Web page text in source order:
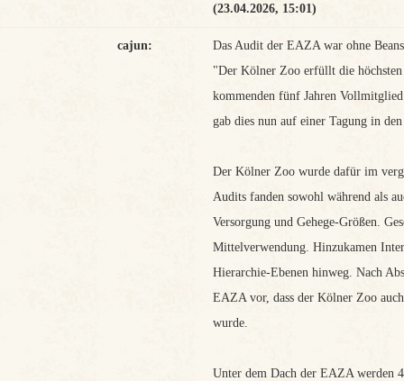
(23.04.2026, 15:01)
cajun:
Das Audit der EAZA war ohne
"Der Kölner Zoo erfüllt die
kommenden fünf Jahren
gab dies nun auf einer Tagung in
Der Kölner Zoo wurde dafür im
Audits fanden sowohl während als
Versorgung und Gehege-Größen.
Mittelverwendung. Hinzukamen
Hierarchie-Ebenen hinweg. Nach
EAZA vor, dass der Kölner Zoo
wurde.
Unter dem Dach der EAZA werden